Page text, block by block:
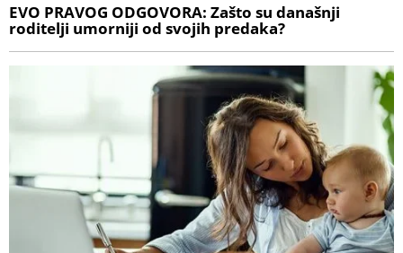
EVO PRAVOG ODGOVORA: Zašto su današnji
roditelji umorniji od svojih predaka?